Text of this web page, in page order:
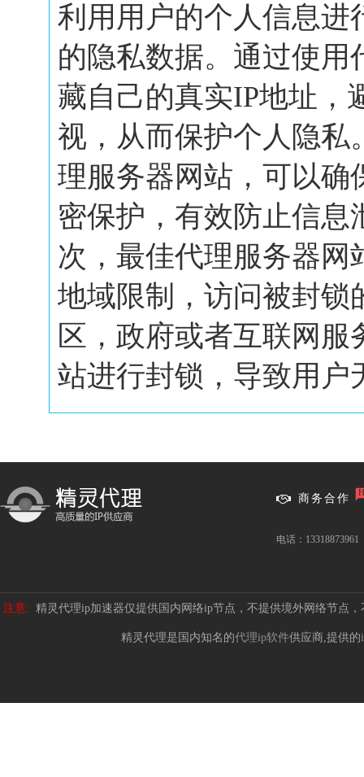
利用用户的个人信息进
的隐私数据。通过使
藏自己的真实IP地址，
视，从而保护个人隐私
理服务器网站，可以确
密保护，有效防止信
次，最佳代理服务器
地域限制，访问被封锁
区，政府或者互联网
站进行封锁，导致用户
商务合作
电话：13318873961
注意: 精灵代理ip加速器仅提供国内网络ip节点，不提供境外网络节点
精灵代理是国内知名的代理ip软件供应商,提供的